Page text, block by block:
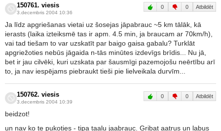
150761. viesis
3.decembris 2004 10:36
0 0 Atbildēt
Ja līdz apgriešanas vietai uz šosejas jāpabrauc ~5 km tālāk, kā
ierasts (laika izteiksmē tas ir apm. 4.5 min, ja braucam ar 70km/h),
vai tad tiešam to var uzskatīt par baigo gaisa gabalu? Turklāt
apgriežoties nebūs jāgaida n-tās minūtes izdevīgs brīdis... Nu jā,
bet ir jau cilvēki, kuri uzskata par šausmīgi pazemojošu neērtību arī
to, ja nav iespējams piebraukt tieši pie lielveikala durvīm...
150762. viesis
3.decembris 2004 10:39
0 0 Atbildēt
beidzot!
un nav ko te pukoties - tipa taalu jaabrauc. Gribat aatrus un labus